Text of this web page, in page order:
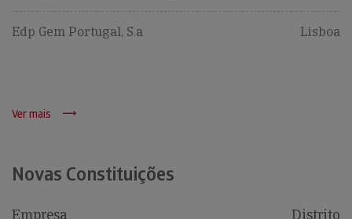
Edp Gem Portugal, S.a Lisboa
Ver mais
Novas Constituições
Empresa Distrito